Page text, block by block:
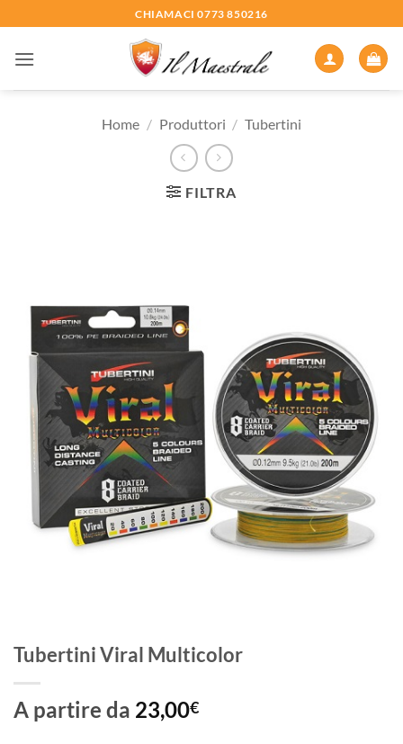
ai
contenuti
CHIAMACI 0773 850216
Home / Produttori / Tubertini
FILTRA
Tubertini Viral Multicolor
A partire da 23,00€